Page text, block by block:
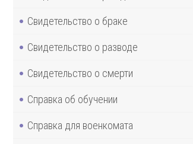
Свидетельство о браке
Свидетельство о разводе
Свидетельство о смерти
Справка об обучении
Справка для военкомата